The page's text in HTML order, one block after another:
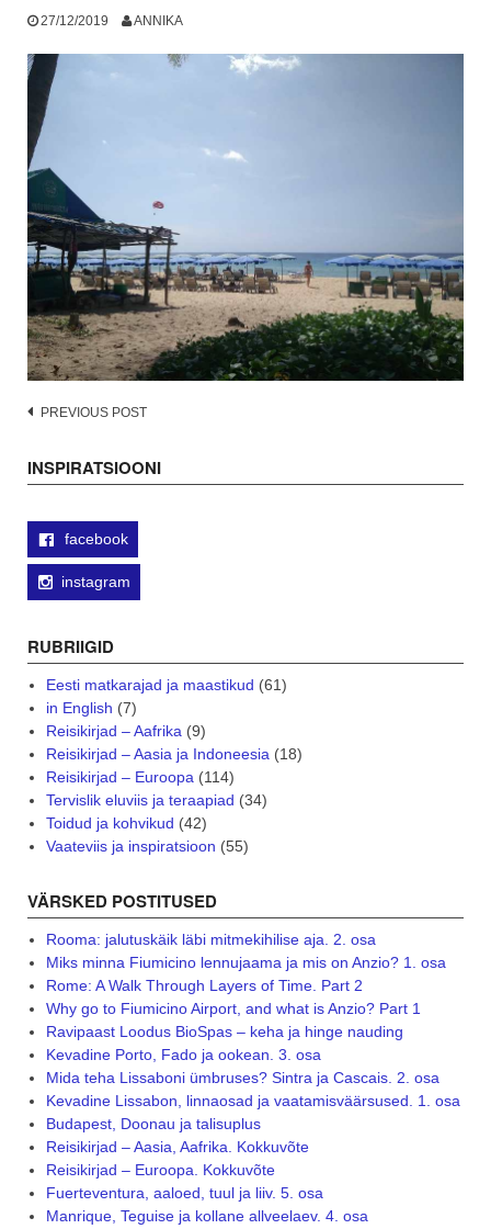
27/12/2019 ANNIKA
Post
PREVIOUS POST
INSPIRATSIOONI
facebook
instagram
RUBRIIGID
Eesti matkarajad ja maastikud (61)
in English (7)
Reisikirjad – Aafrika(9)
Reisikirjad – Aasia ja Indoneesia(18)
Reisikirjad – Euroopa(114)
Tervislik eluviis ja teraapiad (34)
Toidud ja kohvikud (42)
Vaateviis ja inspiratsioon (55)
VÄRSKED POSTITUSED
Rooma: jalutuskäik läbi mitmekihilise aja. 2. osa
Miks minna Fiumicino lennujaama ja mis on Anzio? 1. osa
Rome: A Walk Through Layers of Time. Part 2
Why go to Fiumicino Airport, and what is Anzio? Part 1
Ravipaast Loodus BioSpas – keha ja hinge nauding
Kevadine Porto, Fado ja ookean. 3. osa
Mida teha Lissaboni ümbruses? Sintra ja Cascais. 2. osa
Kevadine Lissabon, linnaosad ja vaatamisväärsused. 1. osa
Budapest, Doonau ja talisuplus
Reisikirjad – Aasia, Aafrika. Kokkuvõte
Reisikirjad – Euroopa. Kokkuvõte
Fuerteventura, aaloed, tuul ja liiv. 5. osa
Manrique, Teguise ja kollane allveelaev. 4. osa